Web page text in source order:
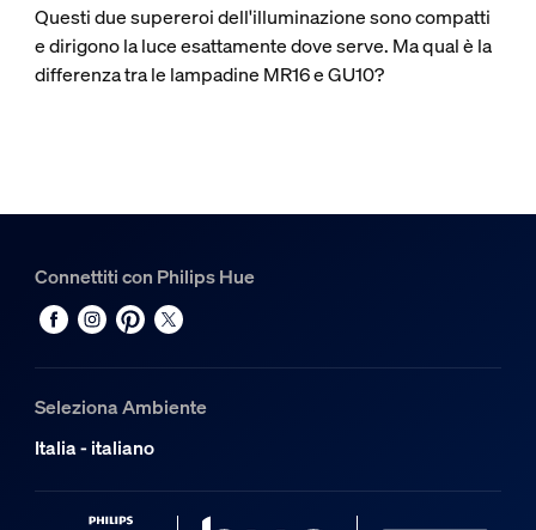
Questi due supereroi dell'illuminazione sono compatti
e dirigono la luce esattamente dove serve. Ma qual è la
differenza tra le lampadine MR16 e GU10?
Connettiti con Philips Hue
Seleziona Ambiente
Italia - italiano